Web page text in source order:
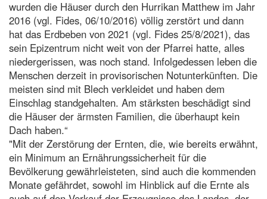
wurden die Häuser durch den Hurrikan Matthew im Jahr
2016 (vgl. Fides, 06/10/2016) völlig zerstört und dann
hat das Erdbeben von 2021 (vgl. Fides 25/8/2021), das
sein Epizentrum nicht weit von der Pfarrei hatte, alles
niedergerissen, was noch stand. Infolgedessen leben die
Menschen derzeit in provisorischen Notunterkünften. Die
meisten sind mit Blech verkleidet und haben dem
Einschlag standgehalten. Am stärksten beschädigt sind
die Häuser der ärmsten Familien, die überhaupt kein
Dach haben.“
"Mit der Zerstörung der Ernten, die, wie bereits erwähnt,
ein Minimum an Ernährungssicherheit für die
Bevölkerung gewährleisteten, sind auch die kommenden
Monate gefährdet, sowohl im Hinblick auf die Ernte als